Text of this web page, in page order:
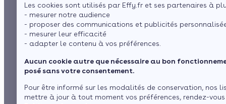
Les cookies sont utilisés par Effy.fr et ses partenaires à
- mesurer notre audience
- proposer des communications et publicités
- mesurer leur efficacité
- adapter le contenu à vos préférences.
Aucun cookie autre que nécessaire au bon
posé sans votre consentement.
Pour être informé sur les modalités de conservation, nos
mettre à jour à tout moment vos préférences, rendez-
L'éco-prêt à taux zéro
Trouver mes aides
Sol
Fenêtres
roche
Sommaire
Laine de verre et laine de roche, des isolants très